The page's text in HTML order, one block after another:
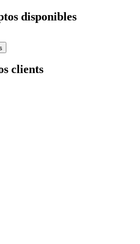
disponibles
clients